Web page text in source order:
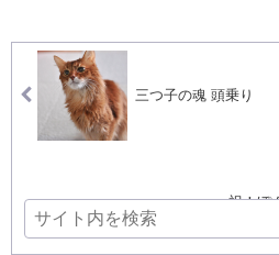
三つ子の魂 頭乗り
祝！ぽ